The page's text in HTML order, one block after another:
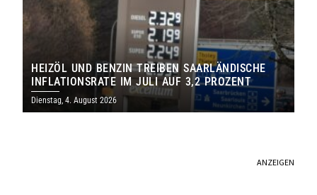
HEIZÖL UND BENZIN TREIBEN SAARLÄNDISCHE
INFLATIONSRATE IM JULI AUF 3,2 PROZENT
Dienstag, 4. August 2026
ANZEIGEN